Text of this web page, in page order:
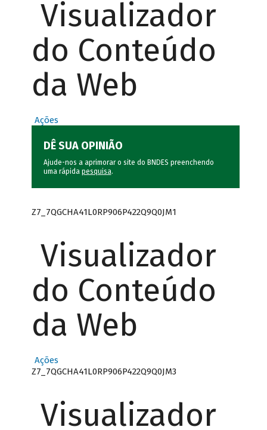
Visualizador
do Conteúdo
da Web
Ações
DÊ SUA OPINIÃO
Ajude-nos a aprimorar o site do BNDES preenchendo
uma rápida pesquisa.
Z7_7QGCHA41L0RP906P422Q9Q0JM1
Visualizador
do Conteúdo
da Web
Ações
Z7_7QGCHA41L0RP906P422Q9Q0JM3
Visualizador